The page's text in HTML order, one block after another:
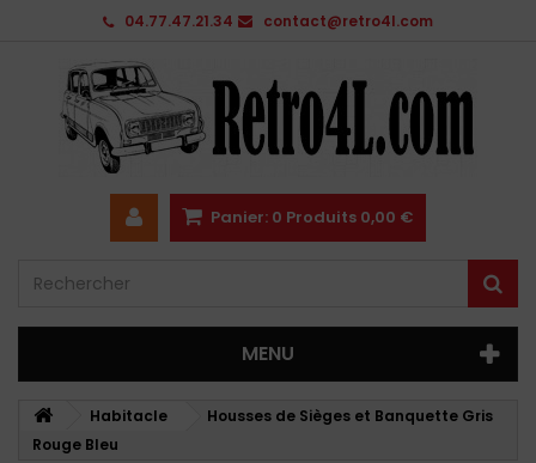
04.77.47.21.34 contact@retro4l.com
Panier: 0 Produits 0,00 €
MENU
Habitacle
Housses de Sièges et Banquette Gris
Rouge Bleu